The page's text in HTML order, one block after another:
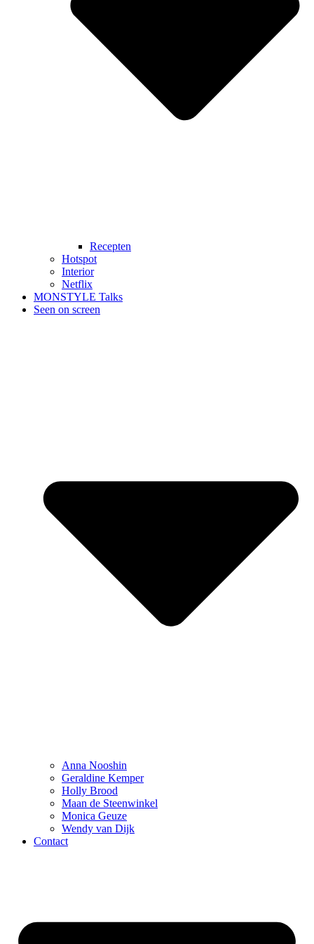
Recepten
Hotspot
Interior
Netflix
MONSTYLE Talks
Seen on screen
Anna Nooshin
Geraldine Kemper
Holly Brood
Maan de Steenwinkel
Monica Geuze
Wendy van Dijk
Contact